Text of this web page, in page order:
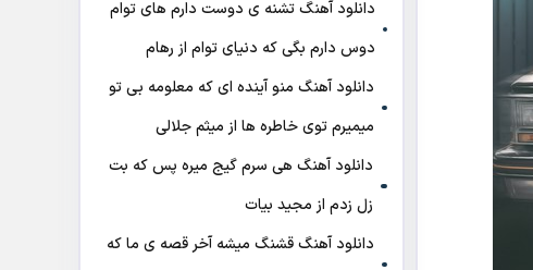
دانلود آهنگ تشنه ی دوست دارم های توام
دوس دارم بگی که دنیای توام از رهام
دانلود آهنگ منو آینده ای که معلومه بی تو
میمیرم توی خاطره ها از میثم جلالی
دانلود آهنگ هی سرم گیج میره‌ پس که بت
زل زدم از مجید بیات
دانلود آهنگ ﻗﺸﻨﮓ ﻣﻴﺸﻪ آﺧﺮ ﻗﺼﻪ ی ﻣﺎ ﻛﻪ